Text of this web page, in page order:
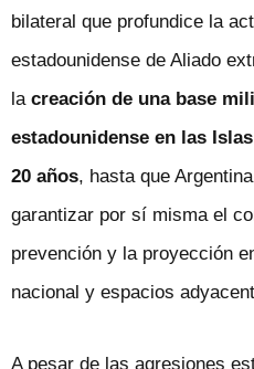
bilateral que profundice la
estadounidense de Aliado
la creación de una base
estadounidense en las
20 años, hasta que
garantizar por sí misma el
prevención y la proyección
nacional y espacios
A pesar de las agresiones